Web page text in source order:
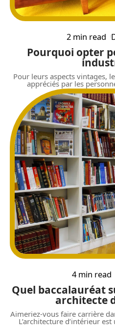
2 min read
Pourquoi opter
Pour leurs aspects vintages,
appréciés par les
4 min read
Quel baccalauréat
architecte
Aimeriez-vous faire carrière
L’architecture d’intérieur